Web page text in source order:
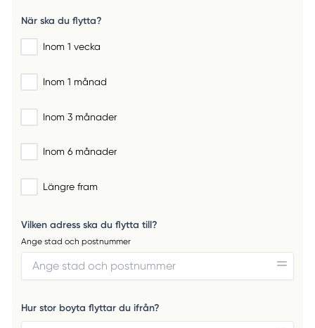
När ska du flytta?
Inom 1 vecka
Inom 1 månad
Inom 3 månader
Inom 6 månader
Längre fram
Vilken adress ska du flytta till?
Ange stad och postnummer
Hur stor boyta flyttar du ifrån?